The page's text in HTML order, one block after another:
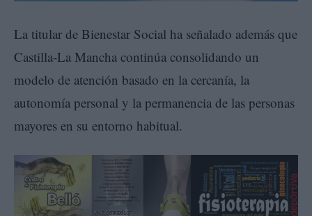
La titular de Bienestar Social ha señalado además que
Castilla-La Mancha continúa consolidando un
modelo de atención basado en la cercanía, la
autonomía personal y la permanencia de las personas
mayores en su entorno habitual.